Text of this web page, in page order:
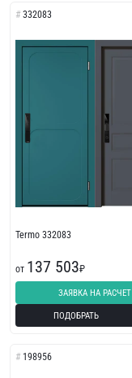
332083
Termo 332083
от 137 503₽
ЗАЯВКА НА РАСЧЕТ
ПОДОБРАТЬ
198956